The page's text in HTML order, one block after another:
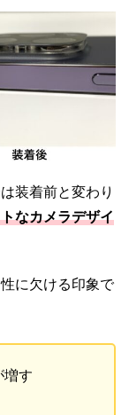
装着前と変わり
なカメラデザイ
に欠ける印象で
増す